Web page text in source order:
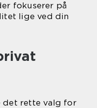
fokuserer på
lige ved din
det rette valg for